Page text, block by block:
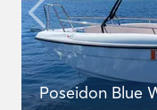
Poseidon Blue